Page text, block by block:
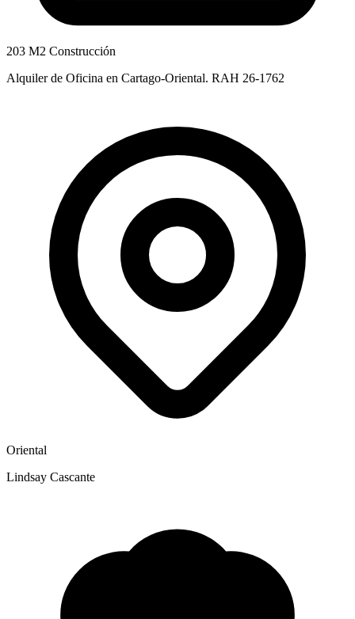
203 M2 Construcción
Alquiler de Oficina en Cartago-Oriental. RAH 26-1762
Oriental
Lindsay Cascante